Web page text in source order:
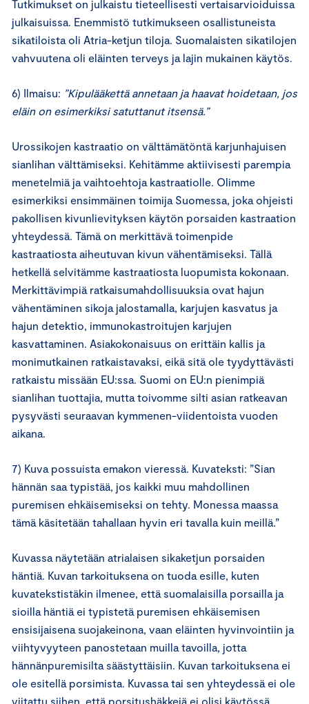
Tutkimukset on julkaistu tieteellisesti vertaisarvioiduissa
julkaisuissa. Enemmistö tutkimukseen osallistuneista
sikatiloista oli Atria-ketjun tiloja. Suomalaisten sikatilojen
vahvuutena oli eläinten terveys ja lajin mukainen käytös.
6) Ilmaisu: ”Kipulääkettä annetaan ja haavat hoidetaan, jos
eläin on esimerkiksi satuttanut itsensä.”
Urossikojen kastraatio on välttämätöntä karjunhajuisen
sianlihan välttämiseksi. Kehitämme aktiivisesti parempia
menetelmiä ja vaihtoehtoja kastraatiolle. Olimme
esimerkiksi ensimmäinen toimija Suomessa, joka ohjeisti
pakollisen kivunlievityksen käytön porsaiden kastraation
yhteydessä. Tämä on merkittävä toimenpide
kastraatiosta aiheutuvan kivun vähentämiseksi. Tällä
hetkellä selvitämme kastraatiosta luopumista kokonaan.
Merkittävimpiä ratkaisumahdollisuuksia ovat hajun
vähentäminen sikoja jalostamalla, karjujen kasvatus ja
hajun detektio, immunokastroitujen karjujen
kasvattaminen. Asiakokonaisuus on erittäin kallis ja
monimutkainen ratkaistavaksi, eikä sitä ole tyydyttävästi
ratkaistu missään EU:ssa. Suomi on EU:n pienimpiä
sianlihan tuottajia, mutta toivomme silti asian ratkeavan
pysyvästi seuraavan kymmenen-viidentoista vuoden
aikana.
7) Kuva possuista emakon vieressä. Kuvateksti: ”Sian
hännän saa typistää, jos kaikki muu mahdollinen
puremisen ehkäisemiseksi on tehty. Monessa maassa
tämä käsitetään tahallaan hyvin eri tavalla kuin meillä.”
Kuvassa näytetään atrialaisen sikaketjun porsaiden
häntiä. Kuvan tarkoituksena on tuoda esille, kuten
kuvatekstistäkin ilmenee, että suomalaisilla porsailla ja
sioilla häntiä ei typistetä puremisen ehkäisemisen
ensisijaisena suojakeinona, vaan eläinten hyvinvointiin ja
viihtyvyyteen panostetaan muilla tavoilla, jotta
hännänpuremisilta säästyttäisiin. Kuvan tarkoituksena ei
ole esitellä porsimista. Kuvassa tai sen yhteydessä ei ole
viitattu siihen, että porsitushäkkejä ei olisi käytössä.